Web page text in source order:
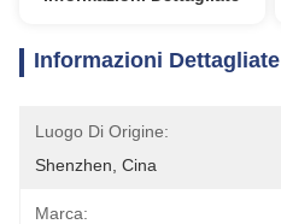
Informazioni Dettagliate
Luogo Di Origine:
Shenzhen, Cina
Marca: